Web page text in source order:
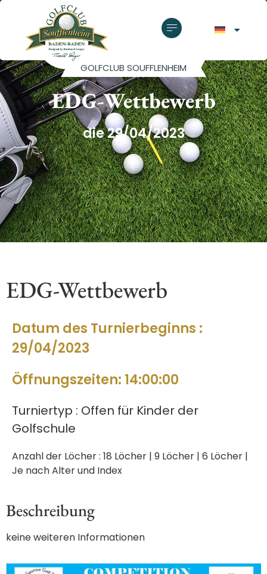
GOLFCLUB SOUFFLENHEIM
EDG-Wettbewerb
die 29/04/2023
EDG-Wettbewerb
Datum des Turnierbeginns :
29/04/2023
Öffnungszeiten: 14:00:00
Turniertyp : Offen für Kinder der
Golfschule
Anzahl der Löcher : 18 Löcher | 9 Löcher | 6 Löcher |
Je nach Alter und Index
Beschreibung
keine weiteren Informationen